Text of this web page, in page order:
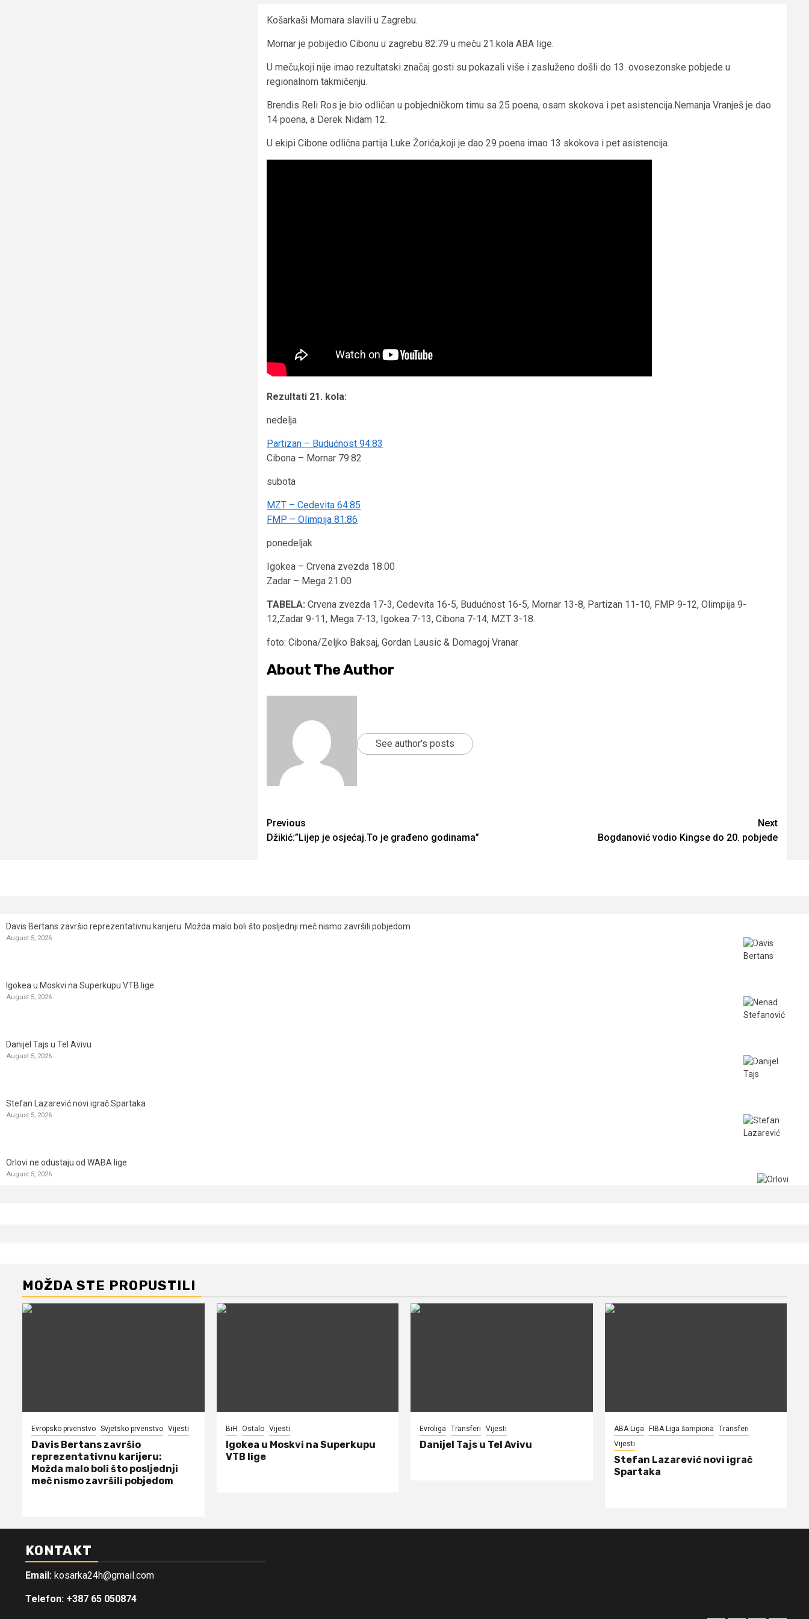
Košarkaši Mornara slavili u Zagrebu.
Mornar je pobijedio Cibonu u zagrebu 82:79 u meču 21.kola ABA lige.
U meču,koji nije imao rezultatski značaj gosti su pokazali više i zasluženo došli do 13. ovosezonske pobjede u
regionalnom takmičenju.
Brendis Reli Ros je bio odličan u pobjedničkom timu sa 25 poena, osam skokova i pet asistencija.Nemanja Vranješ je dao
14 poena, a Derek Nidam 12.
U ekipi Cibone odlična partija Luke Žorića,koji je dao 29 poena imao 13 skokova i pet asistencija.
Rezultati 21. kola:
nedelja
Partizan – Budućnost 94:83
Cibona – Mornar 79:82
subota
MZT – Cedevita 64:85
FMP – Olimpija 81:86
ponedeljak
Igokea – Crvena zvezda 18.00
Zadar – Mega 21.00
TABELA: Crvena zvezda 17-3, Cedevita 16-5, Budućnost 16-5, Mornar 13-8, Partizan 11-10, FMP 9-12, Olimpija 9-
12,Zadar 9-11, Mega 7-13, Igokea 7-13, Cibona 7-14, MZT 3-18.
foto: Cibona/Zeljko Baksaj, Gordan Lausic & Domagoj Vranar
About The Author
See author's posts
Continue
Reading
Previous
Džikić:”Lijep je osjećaj.To je građeno godinama”
Next
Bogdanović vodio Kingse do 20. pobjede
Davis Bertans završio reprezentativnu karijeru: Možda malo boli što posljednji meč nismo završili pobjedom
August 5, 2026
Igokea u Moskvi na Superkupu VTB lige
August 5, 2026
Danijel Tajs u Tel Avivu
August 5, 2026
Stefan Lazarević novi igrač Spartaka
August 5, 2026
Orlovi ne odustaju od WABA lige
August 5, 2026
MOŽDA STE PROPUSTILI
Evropsko prvenstvo Svjetsko prvenstvo Vijesti
Davis Bertans završio
reprezentativnu karijeru:
Možda malo boli što posljednji
meč nismo završili pobjedom
BiH Ostalo Vijesti
Igokea u Moskvi na Superkupu
VTB lige
Evroliga Transferi Vijesti
Danijel Tajs u Tel Avivu
ABA Liga FIBA Liga šampiona
Transferi
Vijesti
Stefan Lazarević novi igrač
Spartaka
KONTAKT
Email: kosarka24h@gmail.com
Telefon: +387 65 050874